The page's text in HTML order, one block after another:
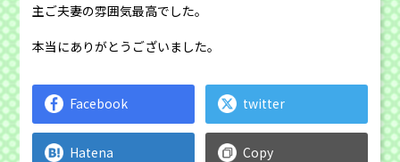
主ご夫妻の雰囲気最高でした。
本当にありがとうございました。
Facebook twitter
Hatena Copy